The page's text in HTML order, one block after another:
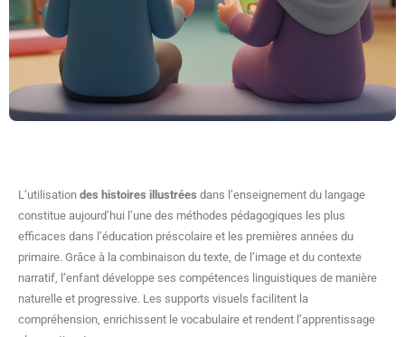
L’utilisation des histoires illustrées dans l’enseignement du langage
constitue aujourd’hui l’une des méthodes pédagogiques les plus
efficaces dans l’éducation préscolaire et les premières années du
primaire. Grâce à la combinaison du texte, de l’image et du contexte
narratif, l’enfant développe ses compétences linguistiques de manière
naturelle et progressive. Les supports visuels facilitent la
compréhension, enrichissent le vocabulaire et rendent l’apprentissage